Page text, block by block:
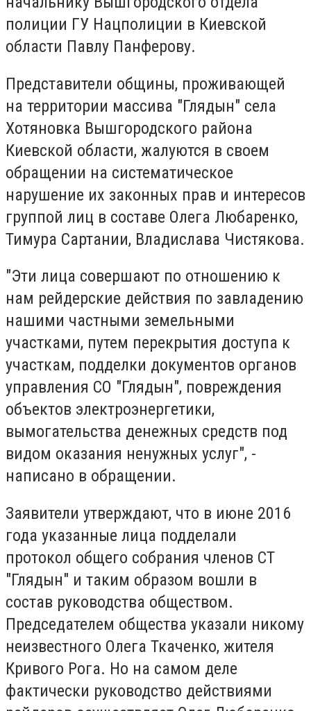
полиции ГУ Нацполиции в Киевской
области Павлу Панферову.
Представители общины, проживающей
на территории массива "Глядын" села
Хотяновка Вышгородского района
Киевской области, жалуются в своем
обращении на систематическое
нарушение их законных прав и интересов
группой лиц в составе Олега Любаренко,
Тимура Сартании, Владислава Чистякова.
"Эти лица совершают по отношению к
нам рейдерские действия по завладению
нашими частными земельными
участками, путем перекрытия доступа к
участкам, подделки документов органов
управления СО "Глядын", повреждения
объектов электроэнергетики,
вымогательства денежных средств под
видом оказания ненужных услуг", -
написано в обращении.
Заявители утверждают, что в июне 2016
года указанные лица подделали
протокол общего собрания членов СТ
"Глядын" и таким образом вошли в
состав руководства обществом.
Председателем общества указали никому
неизвестного Олега Ткаченко, жителя
Кривого Рога. Но на самом деле
фактически руководство действиями